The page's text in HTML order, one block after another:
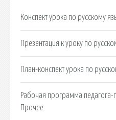
Конспект урока по русскому
Презентация к уроку по
План-конспект урока по
Рабочая программа
Прочее.